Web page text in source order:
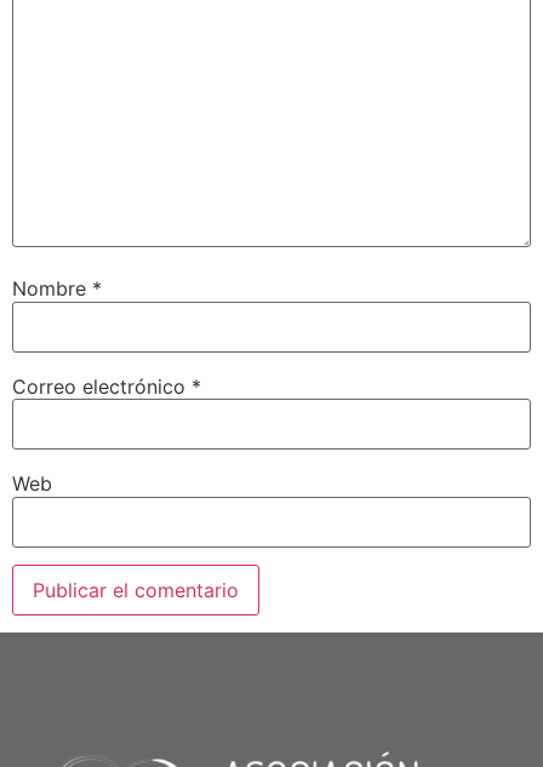
Nombre *
Correo electrónico *
Web